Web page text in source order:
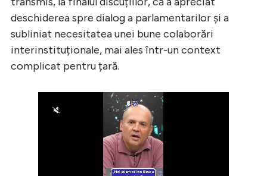
deschiderea spre dialog a parlamentarilor și a
subliniat necesitatea unei bune colaborări
interinstituționale, mai ales într-un context
complicat pentru țară.